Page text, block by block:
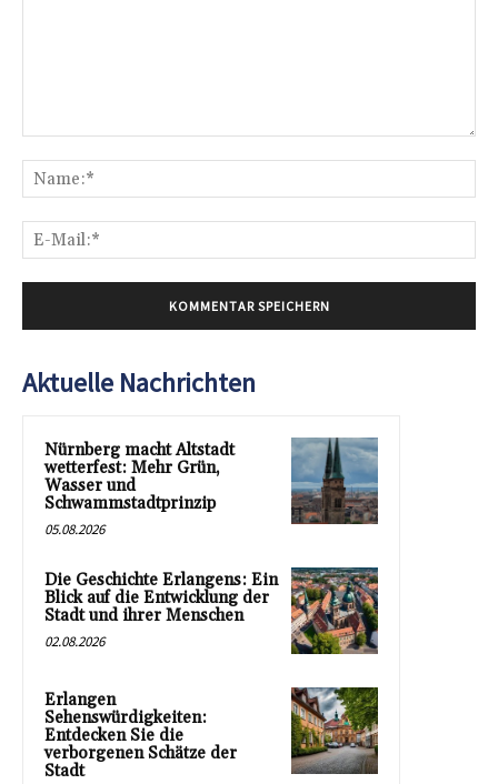
Aktuelle Nachrichten
Nürnberg macht Altstadt
wetterfest: Mehr Grün,
Wasser und
Schwammstadtprinzip
05.08.2026
Die Geschichte Erlangens: Ein
Blick auf die Entwicklung der
Stadt und ihrer Menschen
02.08.2026
Erlangen
Sehenswürdigkeiten:
Entdecken Sie die
verborgenen Schätze der
Stadt